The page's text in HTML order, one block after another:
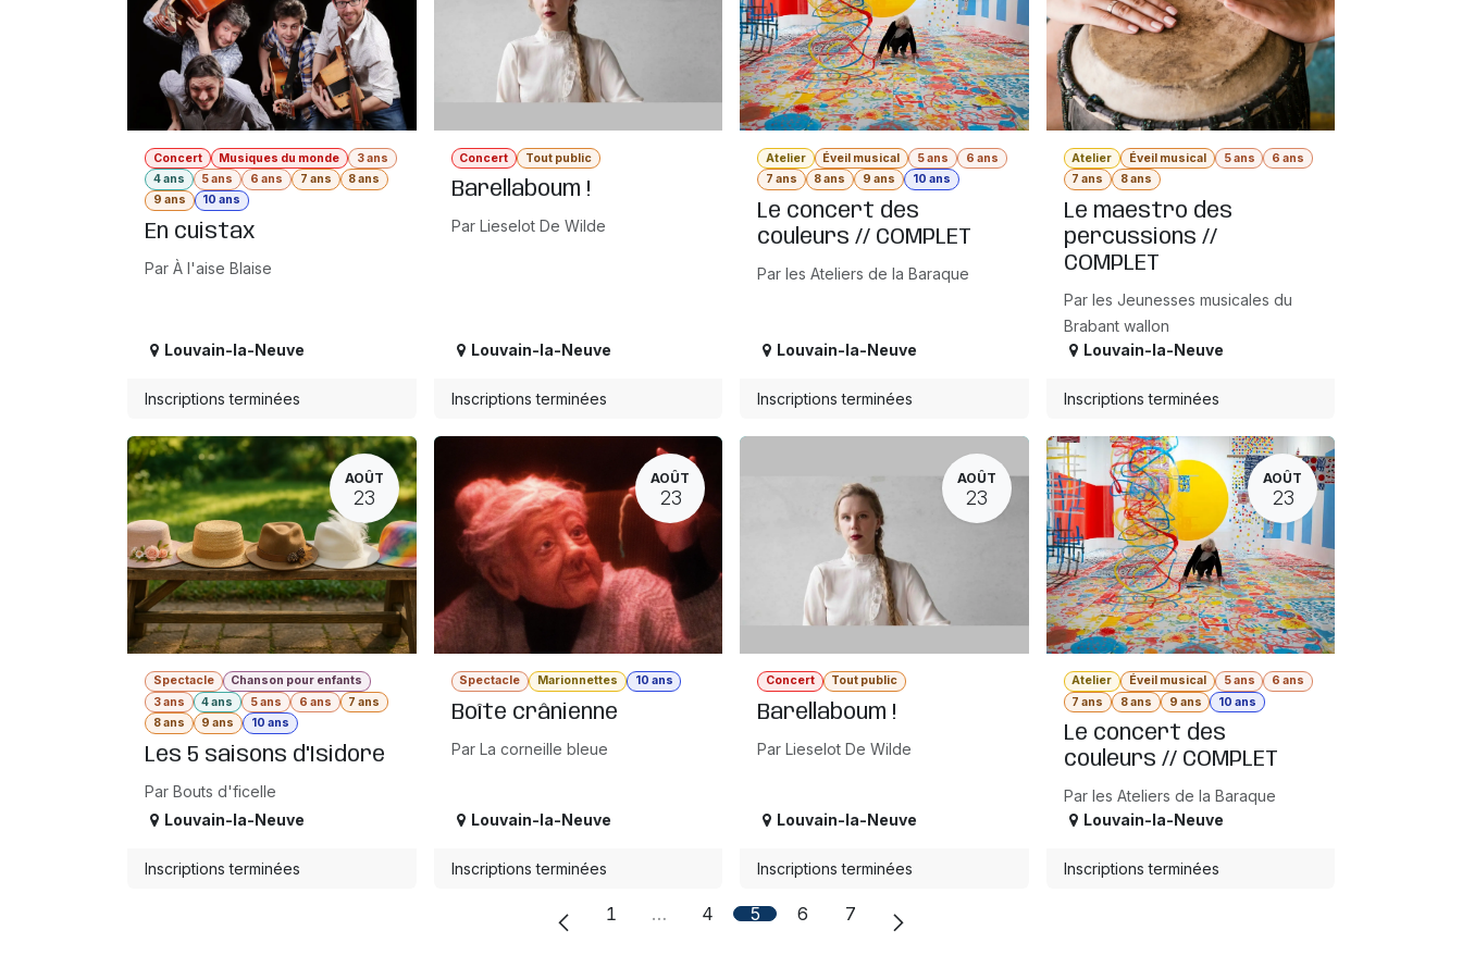
Concert Musiques du monde
3 ans
4 ans
5 ans 6 ans 7 ans
8 ans
9 ans
10 ans
En cuistax
Par À l'aise Blaise
Louvain-la-Neuve
Inscriptions terminées
Concert Tout public
Barellaboum !
Par Lieselot De Wilde
Louvain-la-Neuve
Inscriptions terminées
Atelier Éveil musical 5 ans
6 ans
7 ans
8 ans 9 ans 10 ans
Le concert des
couleurs // COMPLET
Par les Ateliers de la Baraque
Louvain-la-Neuve
Inscriptions terminées
Atelier Éveil musical 5 ans
6 ans
7 ans
8 ans
Le maestro des
percussions //
COMPLET
Par les Jeunesses musicales du
Brabant wallon
Louvain-la-Neuve
Inscriptions terminées
AOÛT
23
Spectacle
Chanson pour enfants
3 ans
4 ans 5 ans 6 ans
7 ans
8 ans
9 ans 10 ans
Les 5 saisons d'Isidore
Par Bouts d'ficelle
Louvain-la-Neuve
Inscriptions terminées
AOÛT
23
Spectacle Marionnettes 10 ans
Boîte crânienne
Par La corneille bleue
Louvain-la-Neuve
Inscriptions terminées
AOÛT
23
Concert Tout public
Barellaboum !
Par Lieselot De Wilde
Louvain-la-Neuve
Inscriptions terminées
AOÛT
23
Atelier Éveil musical 5 ans
6 ans
7 ans
8 ans 9 ans 10 ans
Le concert des
couleurs // COMPLET
Par les Ateliers de la Baraque
Louvain-la-Neuve
Inscriptions terminées
1 … 4 5 6 7